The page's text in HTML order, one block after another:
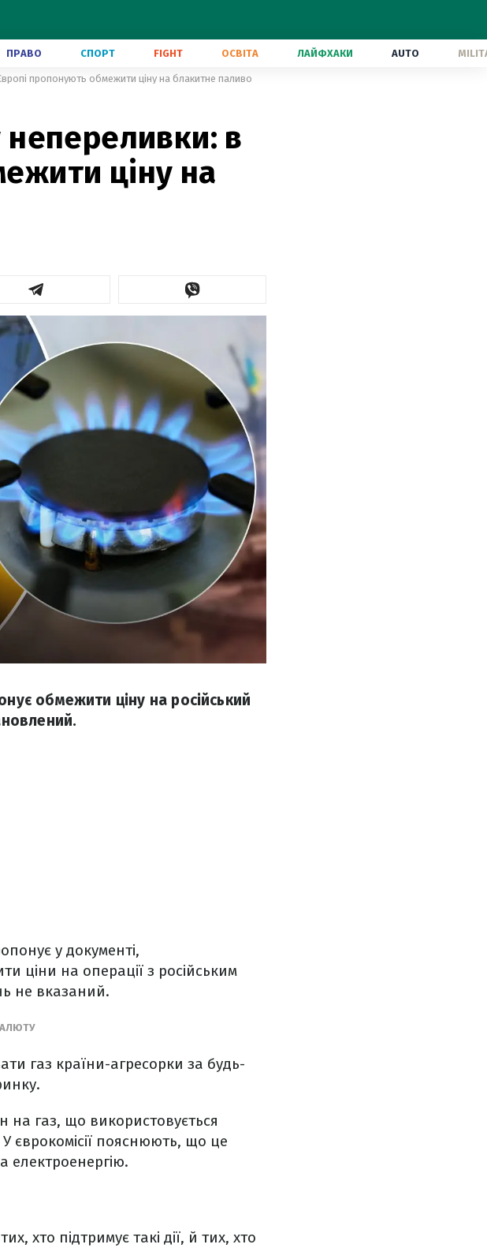
ПРАВО СПОРТ FIGHT ОСВІТА ЛАЙФХАКИ AUTO
пропонують обмежити ціну на блакитне паливо
непереливки: в
ціну на
обмежити ціну на російський
у документі,
ціни на операції з російським
не вказаний.
газ країни-агресорки за будь-
на газ, що використовується
єврокомісії пояснюють, що це
електроенергію.
хто підтримує такі дії, й тих, хто